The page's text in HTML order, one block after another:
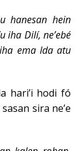
hanesan hein
iha Dilí, ne’ebé
ema Ida atu
hari’i hodi fó
sira ne’e